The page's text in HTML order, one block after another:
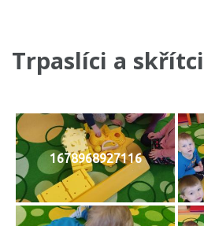
Trpaslíci a
1678968927116